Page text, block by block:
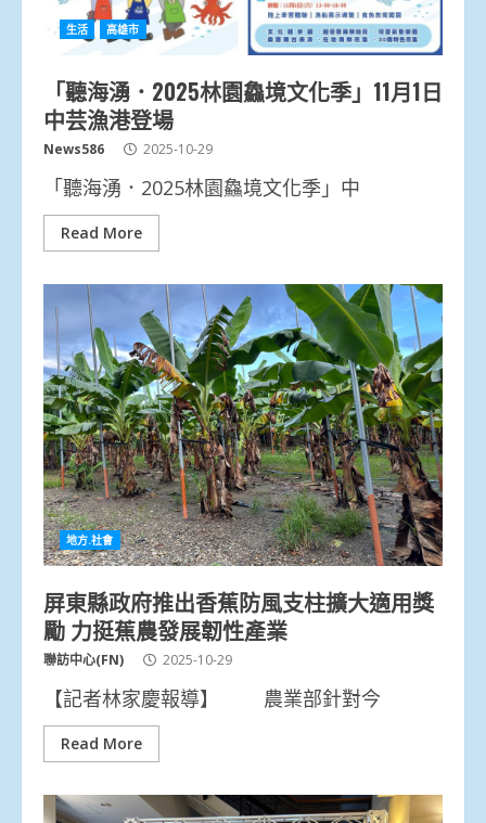
生活 高雄市
「聽海湧．2025林園鱻境文化季」11月1日
中芸漁港登場
News586 2025-10-29
「聽海湧．2025林園鱻境文化季」中
Read More
地方.社會
屏東縣政府推出香蕉防風支柱擴大適用獎
勵 力挺蕉農發展韌性產業
聯訪中心(FN) 2025-10-29
【記者林家慶報導】 農業部針對今
Read More